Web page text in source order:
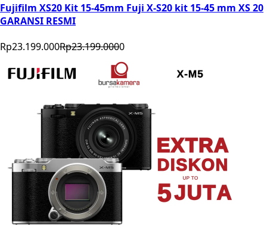
Fujifilm XS20 Kit 15-45mm Fuji X-S20 kit 15-45 mm XS 20
GARANSI RESMI
Rp23.199.000Rp23.199.0000